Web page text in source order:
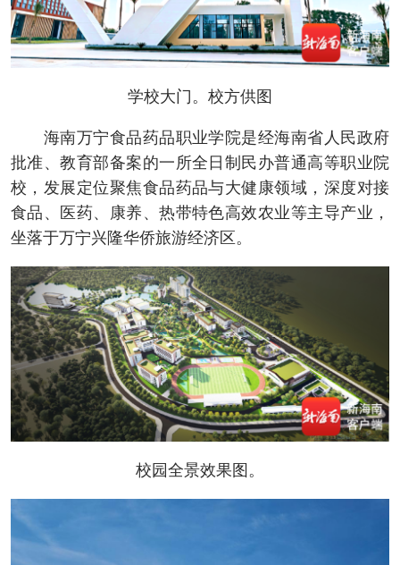
学校大门。校方供图
海南万宁食品药品职业学院是经海南省人民政府
批准、教育部备案的一所全日制民办普通高等职业院
校，发展定位聚焦食品药品与大健康领域，深度对接
食品、医药、康养、热带特色高效农业等主导产业，
坐落于万宁兴隆华侨旅游经济区。
校园全景效果图。